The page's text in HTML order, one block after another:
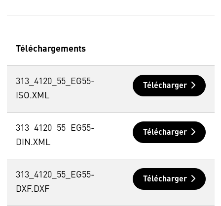
Téléchargements
313_4120_55_EG55-
ISO.XML
Télécharger
313_4120_55_EG55-
DIN.XML
Télécharger
313_4120_55_EG55-
DXF.DXF
Télécharger